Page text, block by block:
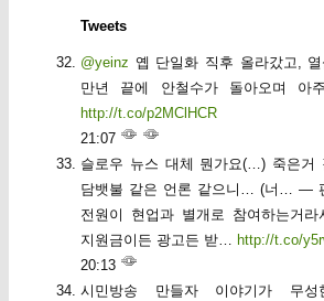
Tweets
@yeinz 옙 단일화 직후 올라갔고,
만년 끝에 안철수가 돌아오며 아
http://t.co/p2MClHCR
21:07
슬로우 뉴스 대체 뭔가요(…) 죽은거
담뱃불 같은 언론 같으니… (너… —
전원이 현업과 별개로 참여하는거라
지원금이든 광고든 받… http://t.co/
20:13
시민방송 만들자 이야기가 무성